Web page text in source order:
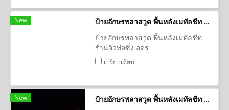
New
ป้ายอักษรพลาสวูด พื้นหลังเมทัลชีท ร้านจิวท่อซิ่ง อุดร
ป้ายอักษรพลาสวูด พื้นหลังเมทัลชีท
ร้านจิวท่อซิ่ง อุดร
เปรียบเทียบ
New
ป้ายอักษรพลาสวูด พื้นหลังเมทัลชีท ร้านเรซอัพช็อป อุดร